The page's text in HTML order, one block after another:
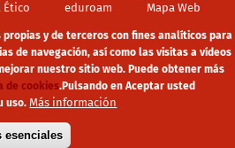
Ético eduroam Mapa Web
Política de cookies Aviso legal
y de terceros con fines analíticos para
de navegación, así como las visitas a vídeos
nuestro sitio web. Puede obtener más
de cookies.Pulsando en Aceptar usted
uso. Más información
esenciales